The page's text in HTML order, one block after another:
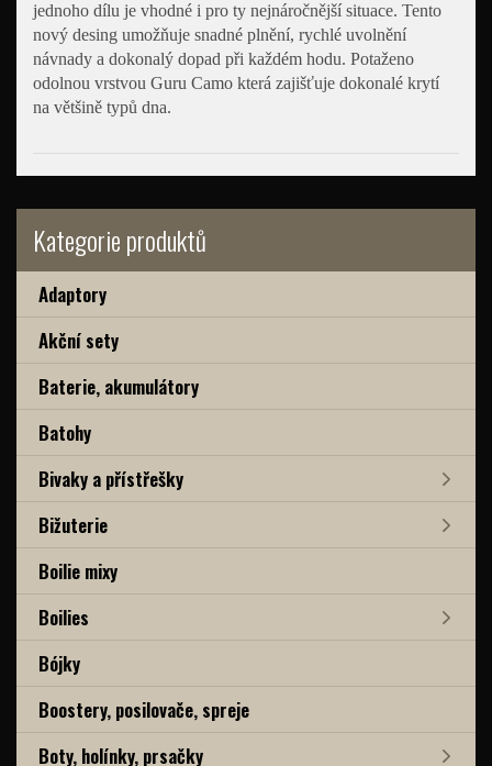
Kategorie produktů
Adaptory
Akční sety
Baterie, akumulátory
Batohy
Bivaky a přístřešky
Bižuterie
Boilie mixy
Boilies
Bójky
Boostery, posilovače, spreje
Boty, holínky, prsačky
jednoho dílu je vhodné i pro ty nejnáročnější situace. Tento
nový desing umožňuje snadné plnění, rychlé uvolnění
návnady a dokonalý dopad při každém hodu. Potaženo
odolnou vrstvou Guru Camo která zajišťuje dokonalé krytí
na většině typů dna.